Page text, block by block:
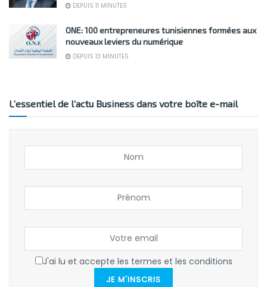
DEPUIS 11 MINUTES
ONE: 100 entrepreneures tunisiennes formées aux
nouveaux leviers du numérique
DEPUIS 13 MINUTES
L’essentiel de l’actu Business dans votre boîte e-mail
J'ai lu et accepte les termes et les conditions
JE M'INSCRIS